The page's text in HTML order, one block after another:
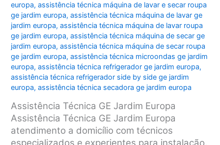
europa,assistência técnica máquina de lavar e secar roupa
ge jardim europa,assistência técnica máquina de lavar ge
jardim europa,assistência técnica máquina de lavar roupa
ge jardim europa,assistência técnica máquina de secar ge
jardim europa,assistência técnica máquina de secar roupa
ge jardim europa,assistência técnica microondas ge jardim
europa,assistência técnica refrigerador ge jardim europa,
assistência técnica refrigerador side by side ge jardim
europa,assistência técnica secadora ge jardim europa
Assistência Técnica GE Jardim Europa
Assistência Técnica GE Jardim Europa
atendimento a domicílio com técnicos
especializados e experientes para instalação,